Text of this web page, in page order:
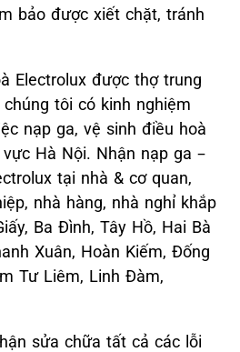
bảo được xiết chặt, tránh
Electrolux được thợ trung
tôi có kinh nghiệm
nạp ga, vệ sinh điều hoà
Hà Nội. Nhận nạp ga –
tại nhà & cơ quan,
nhà hàng, nhà nghỉ khắp
Ba Đình, Tây Hồ, Hai Bà
Xuân, Hoàn Kiếm, Đống
Tư Liêm, Linh Đàm,
sửa chữa tất cả các lỗi